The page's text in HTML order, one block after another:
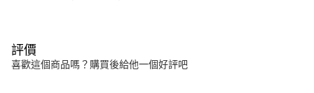
評價
喜歡這個商品嗎？購買後給他一個好評吧